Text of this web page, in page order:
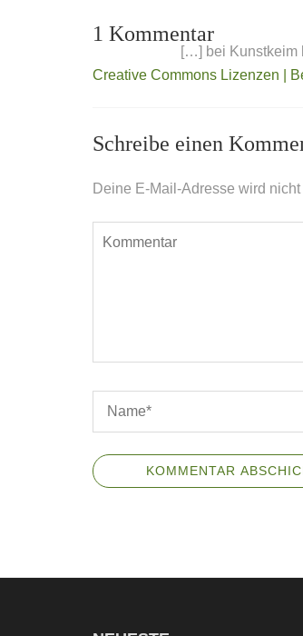
1 Kommentar
Creative Commons Lizenzen |
[…] bei Kunstkeim
Schreibe einen
Deine E-Mail-Adresse wird